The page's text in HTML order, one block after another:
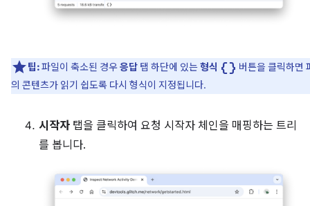
팁:파일이 축소된 경우응답 탭 하단에 있는형식 data_object 버튼을 클릭하면
의 콘텐츠가 읽기 쉽도록 다시 형식이 지정됩니다.
시작자 탭을 클릭하여 요청 시작자 체인을 매핑하는 트리
를 봅니다.